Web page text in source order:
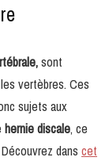
sont
vertèbres. Ces
sujets aux
hernie discale, ce
dans cet